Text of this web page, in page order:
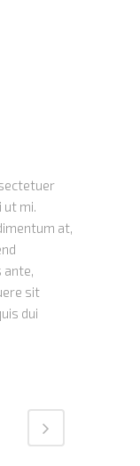
ut mi.
at,
ante,
sit
dui